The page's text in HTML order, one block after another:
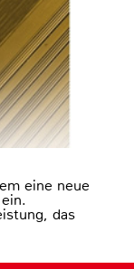
eine neue
das